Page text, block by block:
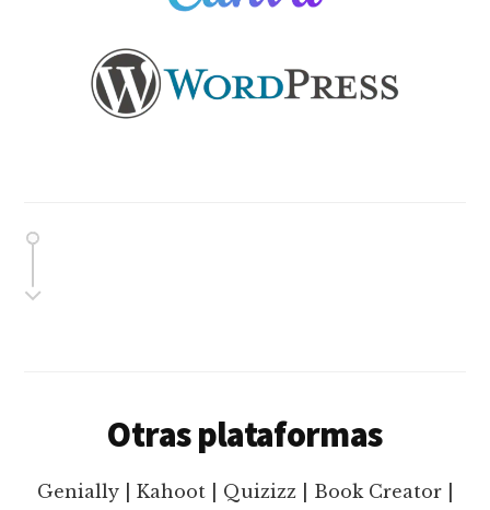
Otras plataformas
Genially | Kahoot | Quizizz | Book Creator |